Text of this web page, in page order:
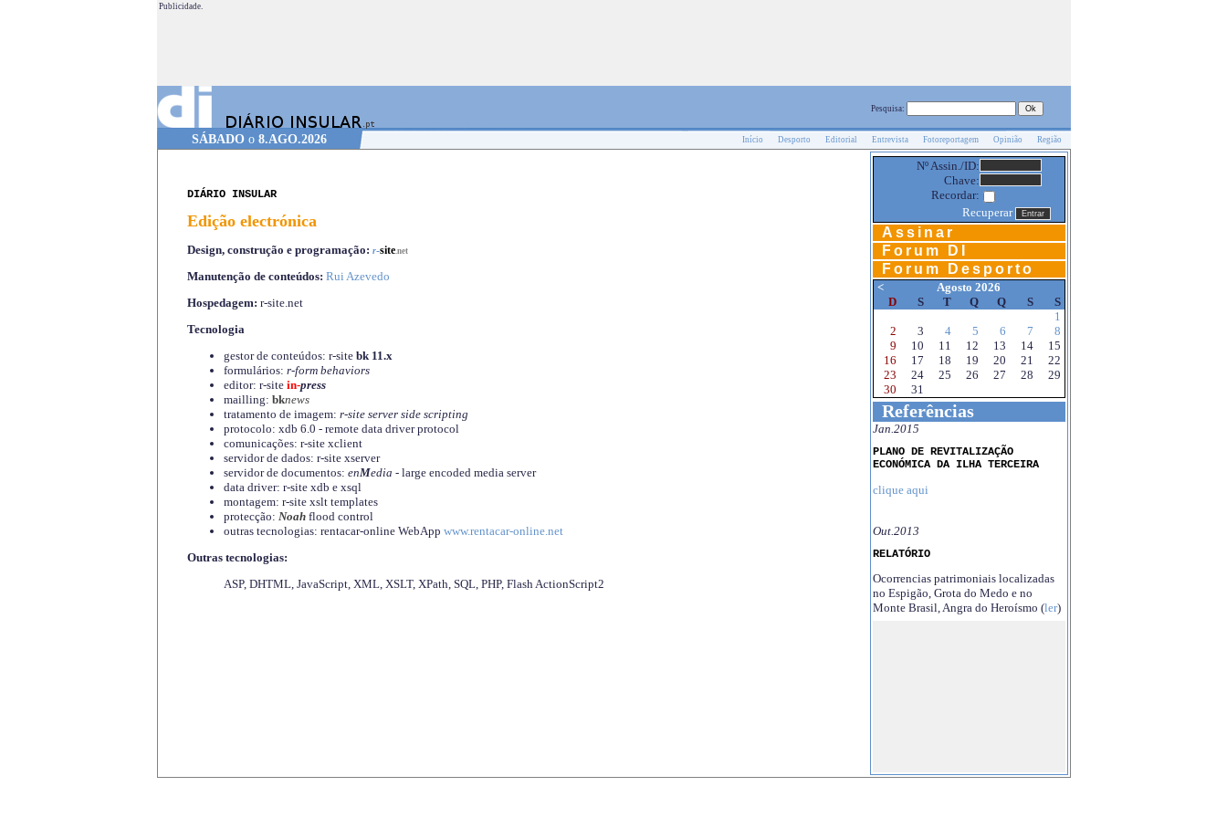
Publicidade.
Pesquisa:
SÁBADO o 8.AGO.2026 Início Desporto Editorial Entrevista Fotoreportagem Opinião Região
DIÁRIO INSULAR
Edição electrónica
Design, construção e programação: r-site.net
Manutenção de conteúdos: Rui Azevedo
Hospedagem: r-site.net
Tecnologia
gestor de conteúdos: r-site bk 11.x
formulários: r-form behaviors
editor: r-site in-press
mailling: bknews
tratamento de imagem: r-site server side scripting
protocolo: xdb 6.0 - remote data driver protocol
comunicações: r-site xclient
servidor de dados: r-site xserver
servidor de documentos: enMedia - large encoded media server
data driver: r-site xdb e xsql
montagem: r-site xslt templates
protecção: Noahflood control
outras tecnologias: rentacar-online WebApp www.rentacar-online.net
Outras tecnologias:
ASP, DHTML, JavaScript, XML, XSLT, XPath, SQL, PHP, Flash ActionScript2
Nº Assin./ID:
Chave:
Recordar:
Recuperar
Assinar
Forum DI
Forum Desporto
<
Agosto 2026
D
S T Q Q S
S
1
2
3 4 5 6 7
8
9
10 11 12 13 14
15
16
17 18 19 20 21
22
23
24 25 26 27 28
29
30
31
Referências
Jan.2015
PLANO DE REVITALIZAÇÃO
ECONÓMICA DA ILHA TERCEIRA
clique aqui
Out.2013
RELATÓRIO
Ocorrencias patrimoniais localizadas
no Espigão, Grota do Medo e no
Monte Brasil, Angra do Heroísmo (ler)